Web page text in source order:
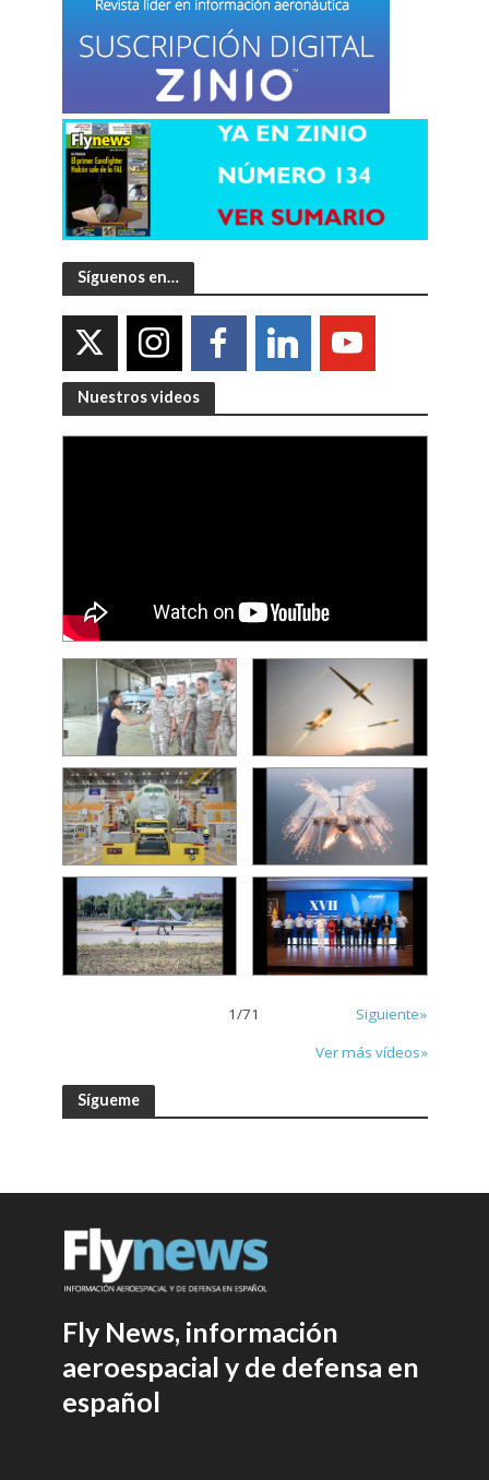
Síguenos en…
Nuestros videos
1/71
Siguiente»
Ver más vídeos»
Sígueme
Fly News, información
aeroespacial y de defensa en
español